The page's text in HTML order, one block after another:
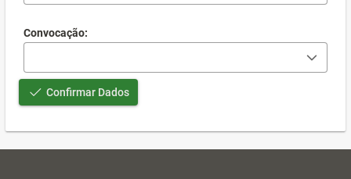
Convocação:
Confirmar Dados